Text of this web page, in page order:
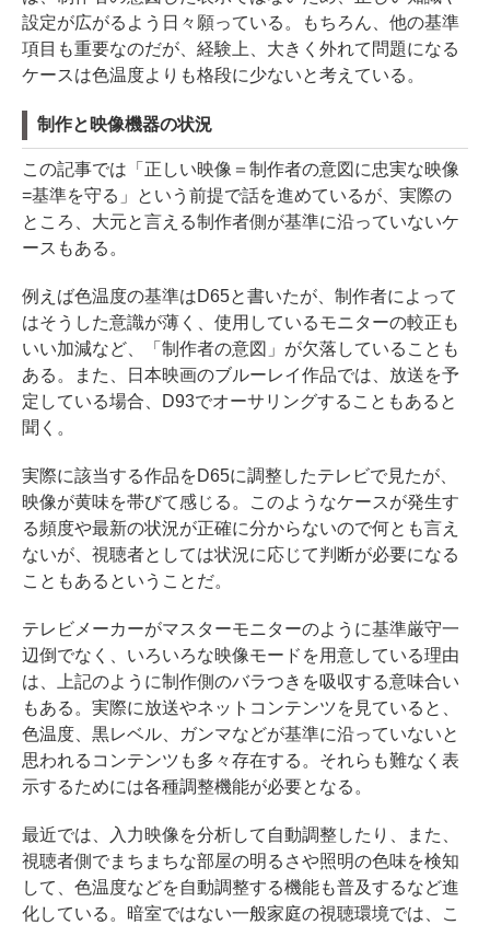
設定が広がるよう日々願っている。もちろん、他の基準
項目も重要なのだが、経験上、大きく外れて問題になる
ケースは色温度よりも格段に少ないと考えている。
制作と映像機器の状況
この記事では「正しい映像＝制作者の意図に忠実な映像
=基準を守る」という前提で話を進めているが、実際の
ところ、大元と言える制作者側が基準に沿っていないケ
ースもある。
例えば⾊温度の基準はD65と書いたが、制作者によって
はそうした意識が薄く、使⽤しているモニターの較正も
いい加減など、「制作者の意図」が⽋落していることも
ある。また、日本映画のブルーレイ作品では、放送を予
定している場合、D93でオーサリングすることもあると
聞く。
実際に該当する作品をD65に調整したテレビで見たが、
映像が黄味を帯びて感じる。このようなケースが発生す
る頻度や最新の状況が正確に分からないので何とも言え
ないが、視聴者としては状況に応じて判断が必要になる
こともあるということだ。
テレビメーカーがマスターモニターのように基準厳守⼀
辺倒でなく、いろいろな映像モードを⽤意している理由
は、上記のように制作側のバラつきを吸収する意味合い
もある。実際に放送やネットコンテンツを見ていると、
色温度、黒レベル、ガンマなどが基準に沿っていないと
思われるコンテンツも多々存在する。それらも難なく表
示するためには各種調整機能が必要となる。
最近では、入力映像を分析して自動調整したり、また、
視聴者側でまちまちな部屋の明るさや照明の色味を検知
して、色温度などを自動調整する機能も普及するなど進
化している。暗室ではない一般家庭の視聴環境では、こ